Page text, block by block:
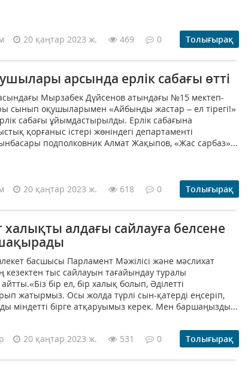
20 қаңтар 2023 ж. 469 0 Толығырақ
арсында ерлік сабағы өтті
Мырзабек Дүйсенов атындағы №15 мектеп-
сынып оқушыларымен «Айбынды жастар – ел тірегі!»
сабағы ұйымдастырылды. Ерлік сабағына
қорғаныс істері жөніндегі департаменті
подполковник Алмат Жақыпов, «Жас сарбаз»...
20 қаңтар 2023 ж. 618 0 Толығырақ
халықты алдағы сайлауға белсене
басшысы Парламент Мәжілісі және мәслихат
кезектен тыс сайлауын тағайындау туралы
бір ел, бір халық болып, Әділетті
жатырмыз. Осы жолда түрлі сын-қатерді еңсеріп,
міндетті бірге атқаруымыз керек. Мен баршаңызды...
20 қаңтар 2023 ж. 531 0 Толығырақ